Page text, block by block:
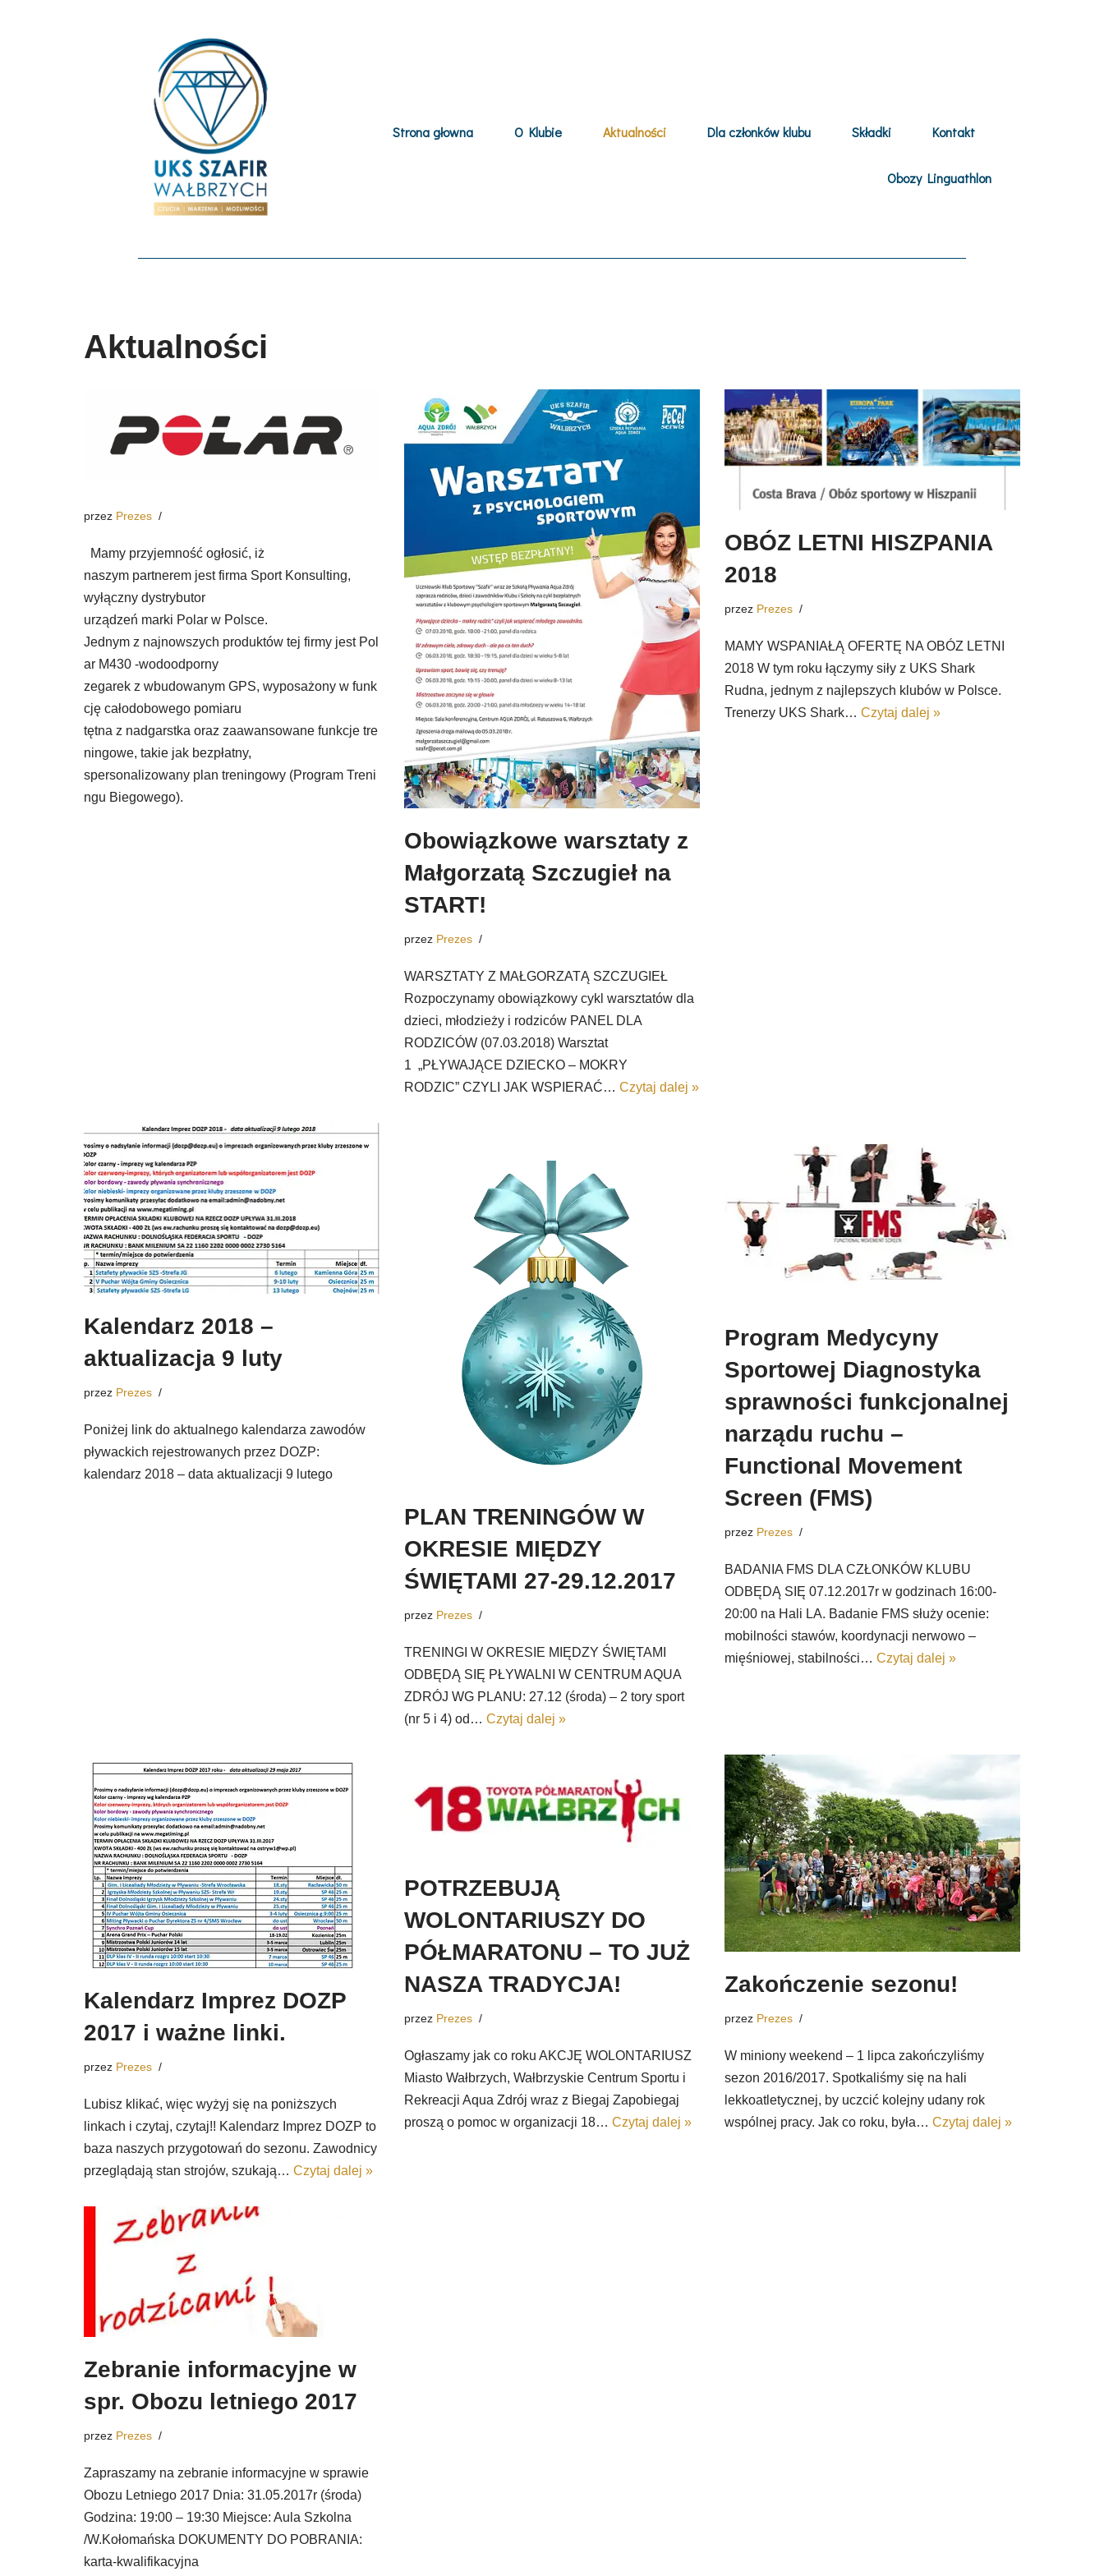
Strona głowna O Klubie Aktualności Dla członków klubu Składki Kontakt
Obozy Linguathlon
Aktualności
przez Prezes
Mamy przyjemność ogłosić, iż
naszym partnerem jest firma Sport Konsulting,
wyłączny dystrybutor
urządzeń marki Polar w Polsce.
Jednym z najnowszych produktów tej firmy jest Pol
ar M430 -wodoodporny
zegarek z wbudowanym GPS, wyposażony w funk
cję całodobowego pomiaru
tętna z nadgarstka oraz zaawansowane funkcje tre
ningowe, takie jak bezpłatny,
spersonalizowany plan treningowy (Program Treni
ngu Biegowego).
Obowiązkowe warsztaty z
Małgorzatą Szczugieł na
START!
przez Prezes
WARSZTATY Z MAŁGORZATĄ SZCZUGIEŁ
Rozpoczynamy obowiązkowy cykl warsztatów dla
dzieci, młodzieży i rodziców PANEL DLA
RODZICÓW (07.03.2018) Warsztat
1 „PŁYWAJĄCE DZIECKO – MOKRY
RODZIC” CZYLI JAK WSPIERAĆ… Czytaj dalej »
OBÓZ LETNI HISZPANIA
2018
przez Prezes
MAMY WSPANIAŁĄ OFERTĘ NA OBÓZ LETNI
2018 W tym roku łączymy siły z UKS Shark
Rudna, jednym z najlepszych klubów w Polsce.
Trenerzy UKS Shark… Czytaj dalej »
Kalendarz 2018 –
aktualizacja 9 luty
przez Prezes
Poniżej link do aktualnego kalendarza zawodów
pływackich rejestrowanych przez DOZP:
kalendarz 2018 – data aktualizacji 9 lutego
PLAN TRENINGÓW W
OKRESIE MIĘDZY
ŚWIĘTAMI 27-29.12.2017
przez Prezes
TRENINGI W OKRESIE MIĘDZY ŚWIĘTAMI
ODBĘDĄ SIĘ PŁYWALNI W CENTRUM AQUA
ZDRÓJ WG PLANU: 27.12 (środa) – 2 tory sport
(nr 5 i 4) od… Czytaj dalej »
Program Medycyny
Sportowej Diagnostyka
sprawności funkcjonalnej
narządu ruchu –
Functional Movement
Screen (FMS)
przez Prezes
BADANIA FMS DLA CZŁONKÓW KLUBU
ODBĘDĄ SIĘ 07.12.2017r w godzinach 16:00-
20:00 na Hali LA. Badanie FMS służy ocenie:
mobilności stawów, koordynacji nerwowo –
mięśniowej, stabilności… Czytaj dalej »
Kalendarz Imprez DOZP
2017 i ważne linki.
przez Prezes
Lubisz klikać, więc wyżyj się na poniższych
linkach i czytaj, czytaj!! Kalendarz Imprez DOZP to
baza naszych przygotowań do sezonu. Zawodnicy
przeglądają stan strojów, szukają… Czytaj dalej »
POTRZEBUJĄ
WOLONTARIUSZY DO
PÓŁMARATONU – TO JUŻ
NASZA TRADYCJA!
przez Prezes
Ogłaszamy jak co roku AKCJĘ WOLONTARIUSZ
Miasto Wałbrzych, Wałbrzyskie Centrum Sportu i
Rekreacji Aqua Zdrój wraz z Biegaj Zapobiegaj
proszą o pomoc w organizacji 18… Czytaj dalej »
Zakończenie sezonu!
przez Prezes
W miniony weekend – 1 lipca zakończyliśmy
sezon 2016/2017. Spotkaliśmy się na hali
lekkoatletycznej, by uczcić kolejny udany rok
wspólnej pracy. Jak co roku, była… Czytaj dalej »
Zebranie informacyjne w
spr. Obozu letniego 2017
przez Prezes
Zapraszamy na zebranie informacyjne w sprawie
Obozu Letniego 2017 Dnia: 31.05.2017r (środa)
Godzina: 19:00 – 19:30 Miejsce: Aula Szkolna
/W.Kołomańska DOKUMENTY DO POBRANIA:
karta-kwalifikacyjna